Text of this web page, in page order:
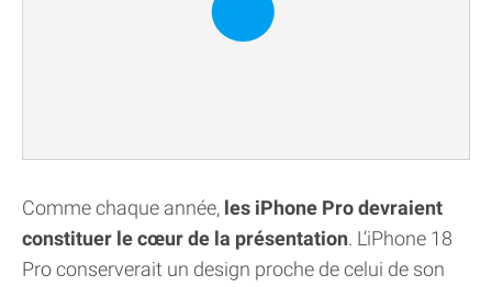
Comme chaque année, les iPhone Pro devraient
constituer le cœur de la présentation. L’iPhone 18
Pro conserverait un design proche de celui de son